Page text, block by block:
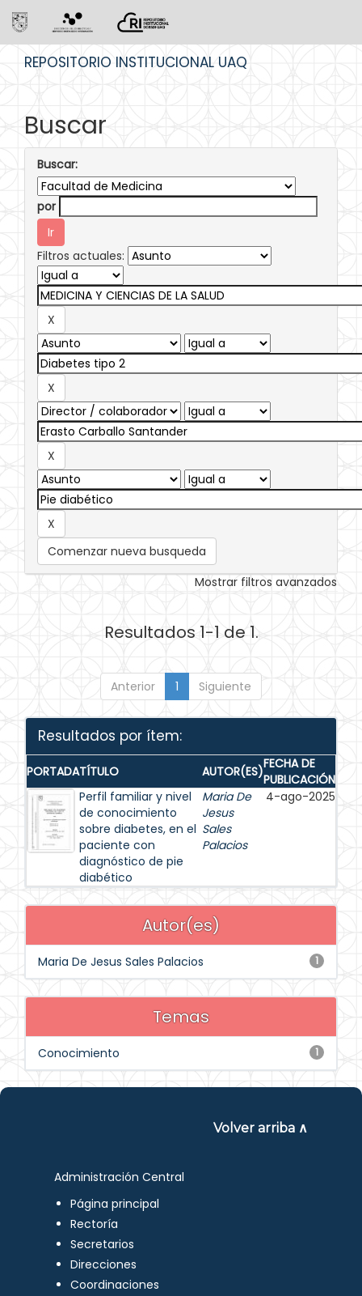
REPOSITORIO INSTITUCIONAL UAQ
Buscar
Buscar:
por
Filtros actuales:
Comenzar nueva busqueda
Mostrar filtros avanzados
Resultados 1-1 de 1.
Anterior 1 Siguiente
Resultados por ítem:
PORTADATÍTULO AUTOR(ES)FECHA DE
PUBLICACIÓN
Perfil familiar y nivel
de conocimiento
sobre diabetes, en el
paciente con
diagnóstico de pie
diabético
Maria De
Jesus
Sales
Palacios
4-ago-2025
Autor(es)
1
Maria De Jesus Sales Palacios
Temas
1
Conocimiento
Volver arriba ∧
Administración Central
Página principal
Rectoría
Secretarios
Direcciones
Coordinaciones